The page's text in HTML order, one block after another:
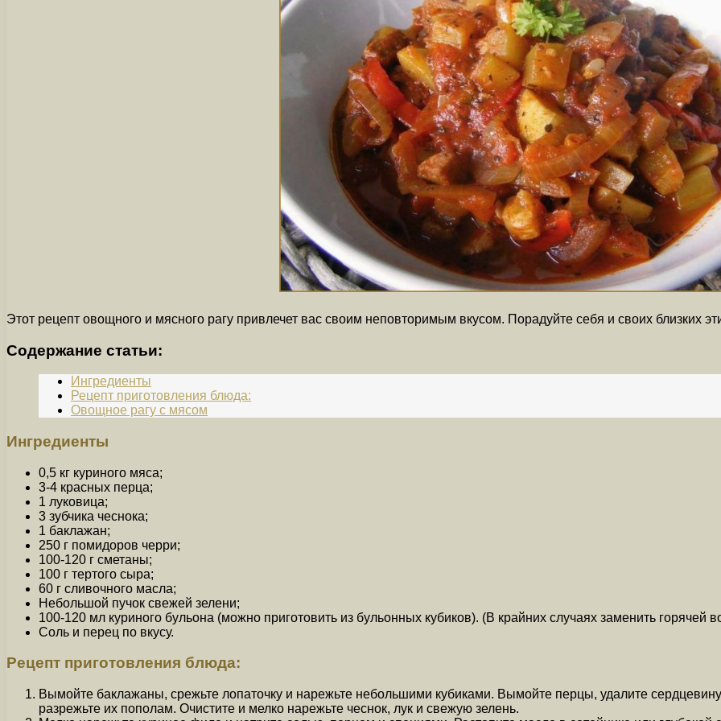
Этот рецепт овощного и мясного рагу привлечет вас своим неповторимым вкусом. Порадуйте себя и своих близких
Содержание статьи:
Ингредиенты
Рецепт приготовления блюда:
Овощное рагу с мясом
Ингредиенты
0,5 кг куриного мяса;
3-4 красных перца;
1 луковица;
3 зубчика чеснока;
1 баклажан;
250 г помидоров черри;
100-120 г сметаны;
100 г тертого сыра;
60 г сливочного масла;
Небольшой пучок свежей зелени;
100-120 мл куриного бульона (можно приготовить из бульонных кубиков). (В крайних случаях заменить горячей
Соль и перец по вкусу.
Рецепт приготовления блюда:
Вымойте баклажаны, срежьте лопаточку и нарежьте небольшими кубиками. Вымойте перцы, удалите
разрежьте их пополам. Очистите и мелко нарежьте чеснок, лук и свежую зелень.